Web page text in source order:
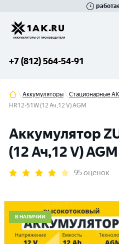
+7 (812) 564-54-91
Аккумуляторы Стационарные
HR12-51W (12 Ач,12 V) AGM
Аккумулятор
(12 Ач,12 V) AGM
95 оценок
В НАЛИЧИИ
Гатчина